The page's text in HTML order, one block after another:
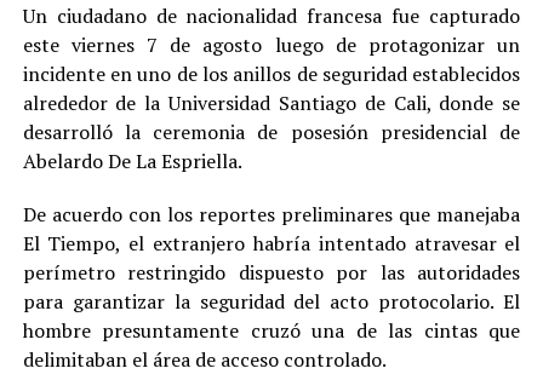
Un ciudadano de nacionalidad francesa fue capturado
este viernes 7 de agosto luego de protagonizar un
incidente en uno de los anillos de seguridad establecidos
alrededor de la Universidad Santiago de Cali, donde se
desarrolló la ceremonia de posesión presidencial de
Abelardo De La Espriella.
De acuerdo con los reportes preliminares que manejaba
El Tiempo, el extranjero habría intentado atravesar el
perímetro restringido dispuesto por las autoridades
para garantizar la seguridad del acto protocolario. El
hombre presuntamente cruzó una de las cintas que
delimitaban el área de acceso controlado.